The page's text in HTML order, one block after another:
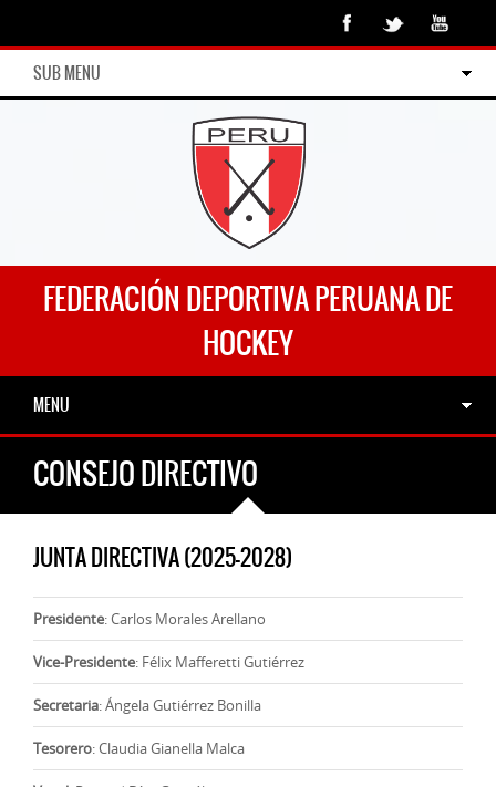
SUB MENU
FEDERACIÓN DEPORTIVA PERUANA DE
HOCKEY
MENU
CONSEJO DIRECTIVO
JUNTA DIRECTIVA (2025-2028)
Presidente: Carlos Morales Arellano
Vice-Presidente: Félix Mafferetti Gutiérrez
Secretaria: Ángela Gutiérrez Bonilla
Tesorero: Claudia Gianella Malca